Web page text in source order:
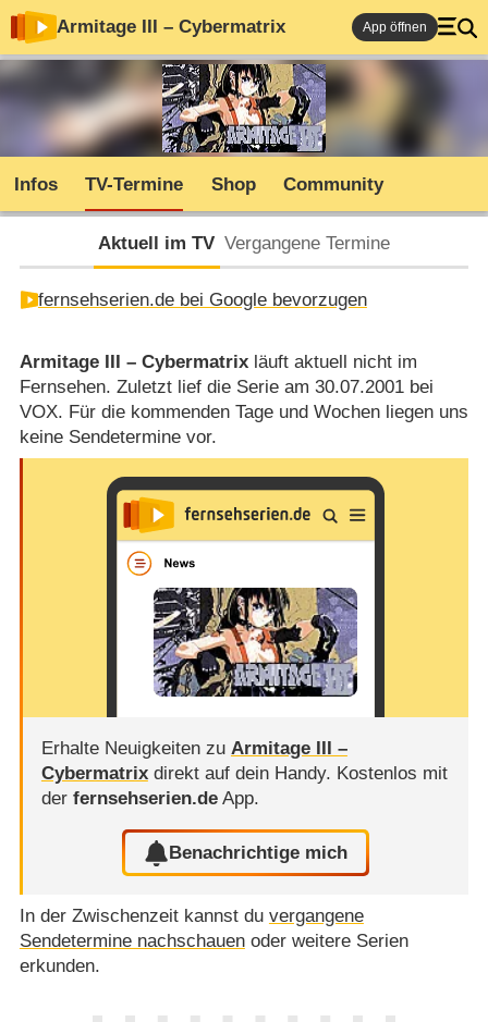
Armitage III – Cybermatrix App öffnen
Infos TV-Termine Shop Community
Aktuell im TV Vergangene Termine
fernsehserien.de bei Google bevorzugen
Armitage III – Cybermatrixläuft aktuell nicht im
Fernsehen. Zuletzt lief die Serie am 30.07.2001 bei
VOX. Für die kommenden Tage und Wochen liegen uns
keine Sendetermine vor.
Erhalte Neuigkeiten zu Armitage III –
Cybermatrixdirekt auf dein Handy. Kostenlos mit
der fernsehserien.deApp.
Benachrichtige mich
In der Zwischenzeit kannst du vergangene
Sendetermine nachschauenoder weitere Serien
erkunden.